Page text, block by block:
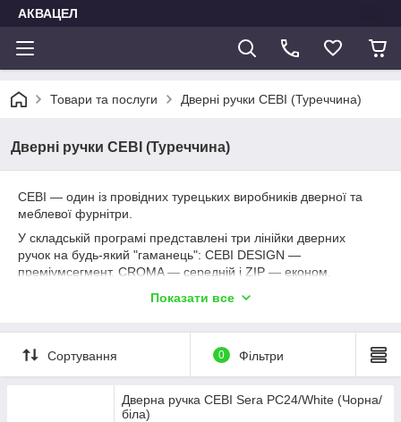
АКВАЦЕЛ
Товари та послуги Дверні ручки CEBI (Туреччина)
Дверні ручки CEBI (Туреччина)
CEBI — один із провідних турецьких виробників дверної та
меблевої фурнітри.
У складській програмі представлені три лінійки дверних
ручок на будь-який "гаманець": CEBI DESIGN —
преміумсегмент, CROMA — середній і ZIP — економ.
Покриття: гальванічне або порошкове фарбування.
на порошкове фарбування — 2 роки.
Показати все
Сортування 0 Фільтри
Дверна ручка CEBI Sera PC24/White (Чорна/
біла)